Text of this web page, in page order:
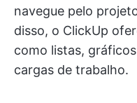
navegue pelo
disso, o ClickUp
como listas,
cargas de trabalho.